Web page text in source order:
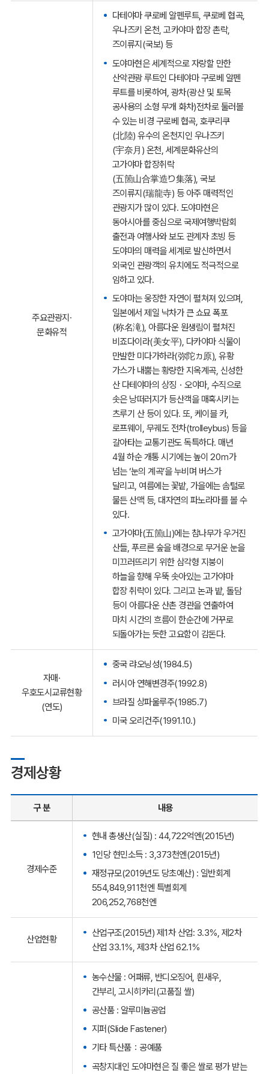
주요관광지·
문화유적
다테야마 쿠로베 알펜루트, 쿠로베 협곡,
우나즈키 온천, 고카야마 합장 촌락,
즈이류지(국보) 등
도야마현은 세계적으로 자랑할 만한
산악관광 루트인 다테야마 구로베 알펜
루트를 비롯하여, 광차(광산 및 토목
공사용의 소형 무개 화차)전차로 둘러볼
수 있는 비경 구로베 협곡, 호쿠리쿠
(北陸) 유수의 온천지인 우나즈키
(宇奈月) 온천, 세계문화유산의
고가야마 합장취락
(五箇山合掌造り集落), 국보
즈이류지(瑞龍寺) 등 아주 매력적인
관광지가 많이 있다. 도야마현은
동아시아를 중심으로 국제여행박람회
출전과 여행사와 보도 관계자 초빙 등
도야마의 매력을 세계로 발신하면서
외국인 관광객의 유치에도 적극적으로
임하고 있다.
도야마는 웅장한 자연이 펼쳐져 있으며,
일본에서 제일 낙차가 큰 쇼묘 폭포
(称名滝), 아름다운 원생림이 펼쳐진
비죠다이라(美女平), 다카야마 식물이
만발한 미다가하라(弥陀ヵ原), 유황
가스가 내뿜는 황량한 지옥계곡, 신성한
산 다테야마의 상징・오야마, 수직으로
솟은 낭떠러지가 등산객을 매혹시키는
츠루기 산 등이 있다. 또, 케이블 카,
로프웨이, 무궤도 전차(trolleybus) 등을
갈아타는 교통기관도 독특하다. 매년
4월 하순 개통 시기에는 높이 20ｍ가
넘는 ‘눈의 계곡’을 누비며 버스가
달리고, 여름에는 꽃밭, 가을에는 솜털로
물든 산맥 등, 대자연의 파노라마를 볼 수
있다.
고가야마(五箇山)에는 참나무가 우거진
산들, 푸르른 숲을 배경으로 무거운 눈을
미끄러뜨리기 위한 삼각형 지붕이
하늘을 향해 우뚝 솟아있는 고가야마
합장 취락이 있다. 그리고 논과 밭, 돌담
등이 아름다운 산촌 경관을 연출하여
마치 시간의 흐름이 한순간에 거꾸로
되돌아가는 듯한 고요함이 감돈다.
자매·
우호도시교류현황
(연도)
중국 랴오닝성(1984.5)
러시아 연해변경주(1992.8)
브라질 상파울루주(1985.7)
미국 오리건주(1991.10.)
경제상황
구 분 내용
경제수준
현내 총생산(실질) : 44,722억엔(2015년)
1인당 현민소득 : 3,373천엔(2015년)
재정규모(2019년도 당초예산) : 일반회계
554,849,911천엔 특별회계
206,252,768천엔
산업현황
산업구조(2015년) 제1차 산업: 3.3％, 제2차
산업 33.1％, 제3차 산업 62.1％
농수산물 : 어패류, 반디오징어, 흰새우,
간부리, 고시히카리(고품질 쌀)
공산품 : 알루미늄공업
지퍼(Slide Fastener)
기타 특산품：공예품
곡창지대인 도야마현은 질 좋은 쌀로 평가 받는